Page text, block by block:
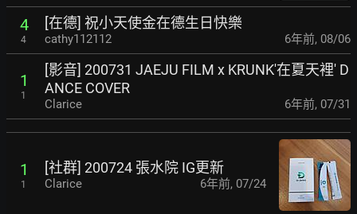
4
4
[在德] 祝小天使金在德生日快樂
cathy112112 6年前, 08/06
1
1
[影音] 200731 JAEJU FILM x KRUNK'在夏天裡' D
ANCE COVER
Clarice 6年前, 07/31
1
1
[社群] 200724 張水院 IG更新
Clarice 6年前, 07/24